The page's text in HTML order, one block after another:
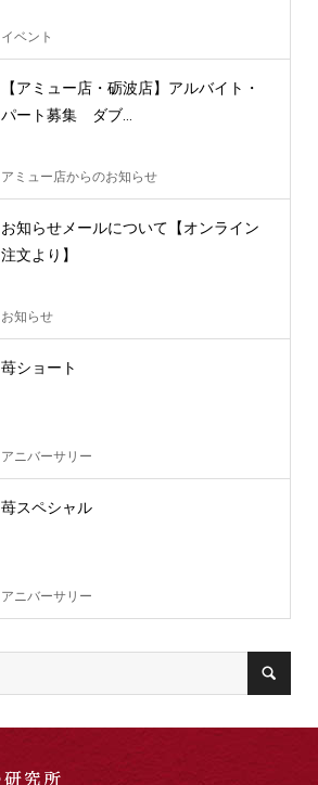
イベント
【アミュー店・砺波店】アルバイト・
パート募集 ダブ...
アミュー店からのお知らせ
お知らせメールについて【オンライン
注文より】
お知らせ
苺ショート
アニバーサリー
苺スペシャル
アニバーサリー